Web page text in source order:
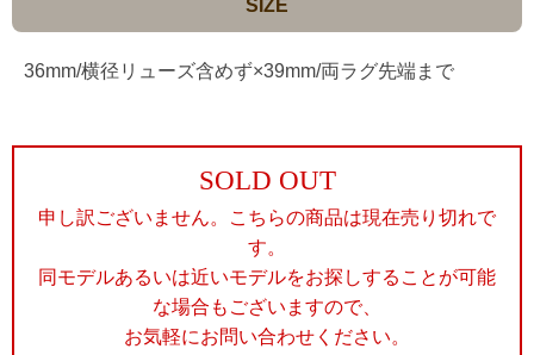
SIZE
36mm/横径リューズ含めず×39mm/両ラグ先端まで
SOLD OUT
申し訳ございません。こちらの商品は現在売り切れで
す。
同モデルあるいは近いモデルをお探しすることが可能
な場合もございますので、
お気軽にお問い合わせください。